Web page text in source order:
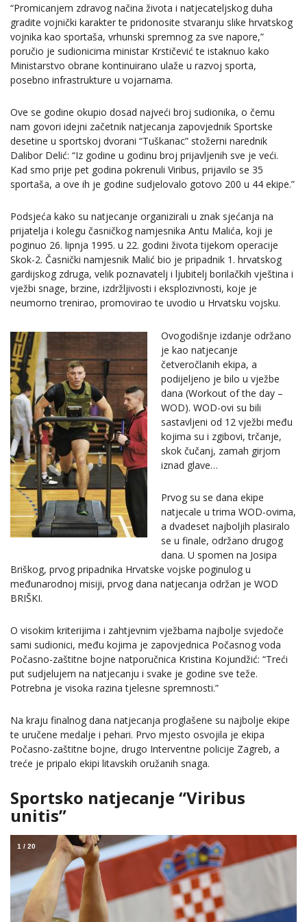
“Promicanjem zdravog načina života i natjecateljskog duha
gradite vojnički karakter te pridonosite stvaranju slike hrvatskog
vojnika kao sportaša, vrhunski spremnog za sve napore,”
poručio je sudionicima ministar Krstičević te istaknuo kako
Ministarstvo obrane kontinuirano ulaže u razvoj sporta,
posebno infrastrukture u vojarnama.
Ove se godine okupio dosad najveći broj sudionika, o čemu
nam govori idejni začetnik natjecanja zapovjednik Sportske
desetine u sportskoj dvorani “Tuškanac” stožerni narednik
Dalibor Delić: “Iz godine u godinu broj prijavljenih sve je veći.
Kad smo prije pet godina pokrenuli Viribus, prijavilo se 35
sportaša, a ove ih je godine sudjelovalo gotovo 200 u 44 ekipe.”
Podsjeća kako su natjecanje organizirali u znak sjećanja na
prijatelja i kolegu časničkog namjesnika Antu Malića, koji je
poginuo 26. lipnja 1995. u 22. godini života tijekom operacije
Skok-2. Časnički namjesnik Malić bio je pripadnik 1. hrvatskog
gardijskog zdruga, velik poznavatelj i ljubitelj borilačkih vještina i
vježbi snage, brzine, izdržljivosti i eksplozivnosti, koje je
neumorno trenirao, promovirao te uvodio u Hrvatsku vojsku.
Ovogodišnje izdanje održano
je kao natjecanje
četveročlanih ekipa, a
podijeljeno je bilo u vježbe
dana (Workout of the day –
WOD). WOD-ovi su bili
sastavljeni od 12 vježbi među
kojima su i zgibovi, trčanje,
skok čučanj, zamah girjom
iznad glave…
Prvog su se dana ekipe
natjecale u trima WOD-ovima,
a dvadeset najboljih plasiralo
se u finale, održano drugog
dana. U spomen na Josipa
Briškog, prvog pripadnika Hrvatske vojske poginulog u
međunarodnoj misiji, prvog dana natjecanja održan je WOD
BRIŠKI.
O visokim kriterijima i zahtjevnim vježbama najbolje svjedoče
sami sudionici, među kojima je zapovjednica Počasnog voda
Počasno-zaštitne bojne natporučnica Kristina Kojundžić: “Treći
put sudjelujem na natjecanju i svake je godine sve teže.
Potrebna je visoka razina tjelesne spremnosti.”
Na kraju finalnog dana natjecanja proglašene su najbolje ekipe
te uručene medalje i pehari. Prvo mjesto osvojila je ekipa
Počasno-zaštitne bojne, drugo Interventne policije Zagreb, a
treće je pripalo ekipi litavskih oružanih snaga.
Sportsko natjecanje “Viribus
unitis”
1 / 20